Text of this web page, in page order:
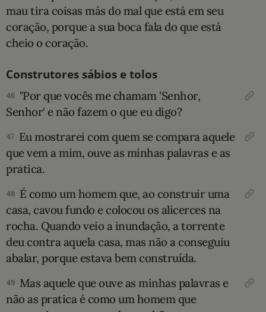
mau tira coisas más do mal que está em seu
coração, porque a sua boca fala do que está
cheio o coração.
Construtores sábios e tolos
46 "Por que vocês me chamam 'Senhor,
Senhor' e não fazem o que eu digo?
47 Eu mostrarei com quem se compara aquele
que vem a mim, ouve as minhas palavras e as
pratica.
48 É como um homem que, ao construir uma
casa, cavou fundo e colocou os alicerces na
rocha. Quando veio a inundação, a torrente
deu contra aquela casa, mas não a conseguiu
abalar, porque estava bem construída.
49 Mas aquele que ouve as minhas palavras e
não as pratica é como um homem que